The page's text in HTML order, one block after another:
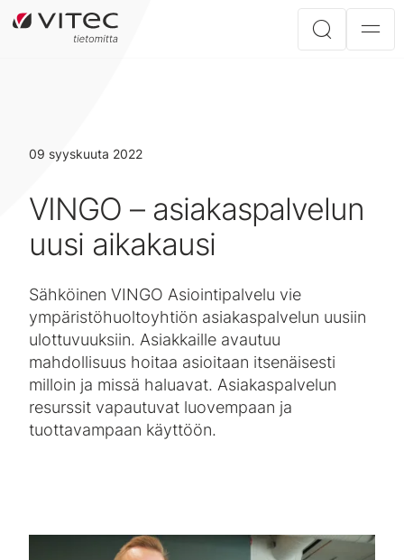
09 syyskuuta 2022
VINGO – asiakaspalvelun
uusi aikakausi
Sähköinen VINGO Asiointipalvelu vie
ympäristöhuoltoyhtiön asiakaspalvelun uusiin
ulottuvuuksiin. Asiakkaille avautuu
mahdollisuus hoitaa asioitaan itsenäisesti
milloin ja missä haluavat. Asiakaspalvelun
resurssit vapautuvat luovempaan ja
tuottavampaan käyttöön.